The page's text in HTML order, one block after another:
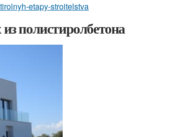
etapy-stroitelstva
полистиролбетона